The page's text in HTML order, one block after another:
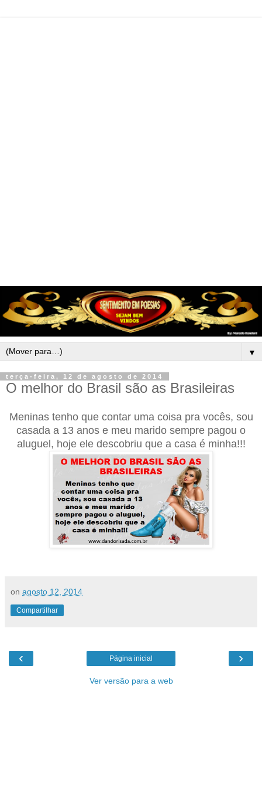
▼
terça-feira, 12 de agosto de 2014
O melhor do Brasil são as Brasileiras
Meninas tenho que contar uma coisa pra vocês, sou
casada a 13 anos e meu marido sempre pagou o
aluguel, hoje ele descobriu que a casa é minha!!!
on agosto 12, 2014
Compartilhar
‹ ›
Página inicial
Ver versão para a web